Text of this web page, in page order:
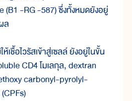
(B1 -RG -587) ซึ่งทั้งหมดยังอยู่
ล
อไวรัสเข้าสู่เซลล์ ยังอยู่ในขั้น
CD4 โมเลกุล, dextran
carbonyl-pyrolyl-